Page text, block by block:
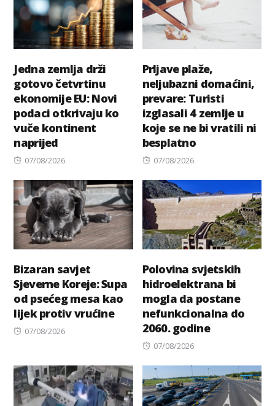
Jedna zemlja drži
gotovo četvrtinu
ekonomije EU: Novi
podaci otkrivaju ko
vuče kontinent
naprijed
Posted
07/08/2026
Prljave plaže,
neljubazni domaćini,
prevare: Turisti
izglasali 4 zemlje u
koje se ne bi vratili ni
besplatno
Posted
07/08/2026
Bizaran savjet
Sjeverne Koreje: Supa
od psećeg mesa kao
lijek protiv vrućine
Posted
07/08/2026
Polovina svjetskih
hidroelektrana bi
mogla da postane
nefunkcionalna do
2060. godine
Posted
07/08/2026